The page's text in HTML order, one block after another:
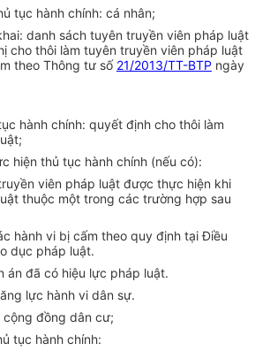
tục hành chính: cá nhân;
danh sách tuyên truyền viên pháp luật
cho thôi làm tuyên truyền viên pháp luật
theo Thông tư số 21/2013/TT-BTP ngày
hành chính: quyết định cho thôi làm
hiện thủ tục hành chính (nếu có):
viên pháp luật được thực hiện khi
thuộc một trong các trường hợp sau
hành vi bị cấm theo quy định tại Điều
dục pháp luật.
án đã có hiệu lực pháp luật.
lực hành vi dân sự.
đồng dân cư;
tục hành chính: